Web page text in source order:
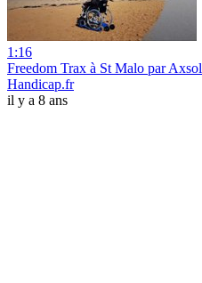
1:16
Freedom Trax à St Malo par Axsol
Handicap.fr
il y a 8 ans